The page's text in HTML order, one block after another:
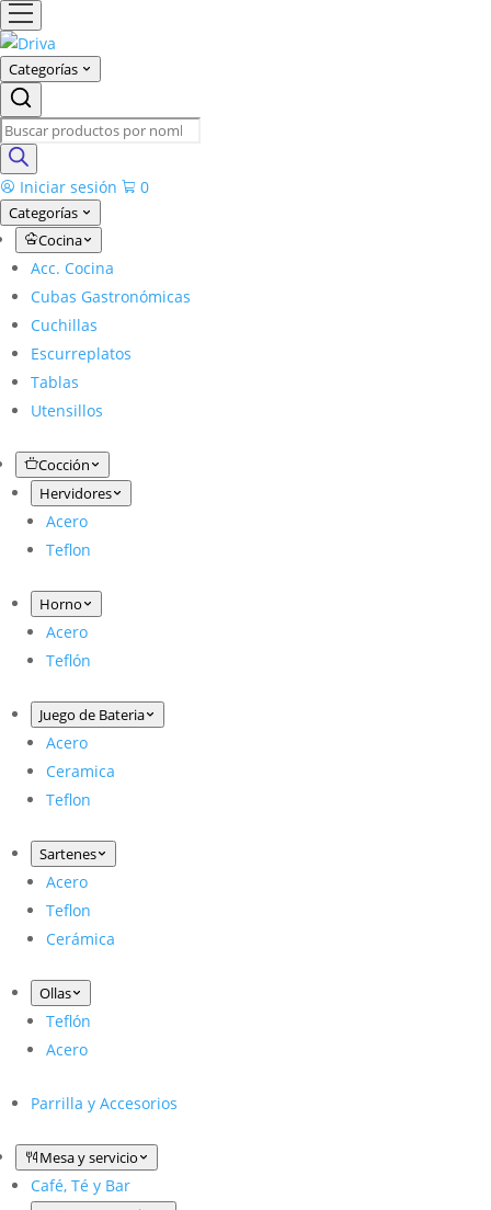
Categorías
Products
search
Iniciar sesión
0
Categorías
Cocina
Acc. Cocina
Cubas Gastronómicas
Cuchillas
Escurreplatos
Tablas
Utensillos
Cocción
Hervidores
Acero
Teflon
Horno
Acero
Teflón
Juego de Bateria
Acero
Ceramica
Teflon
Sartenes
Acero
Teflon
Cerámica
Ollas
Teflón
Acero
Parrilla y Accesorios
Mesa y servicio
Café, Té y Bar